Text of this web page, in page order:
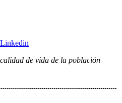
Linkedin
de vida de la población